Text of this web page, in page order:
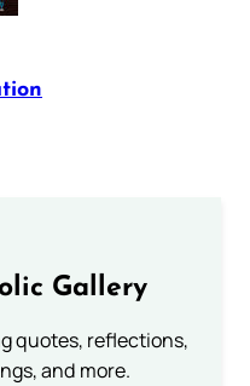
Gallery
quotes, reflections,
and more.